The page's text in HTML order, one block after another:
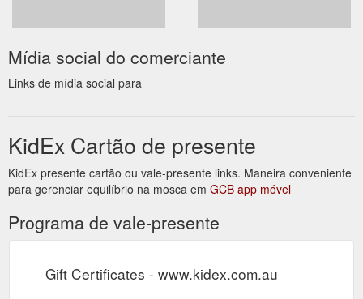
Mídia social do comerciante
Links de mídia social para
KidEx Cartão de presente
KidEx presente cartão ou vale-presente links. Maneira conveniente
para gerenciar equilíbrio na mosca em GCB app móvel
Programa de vale-presente
Gift Certificates - www.kidex.com.au